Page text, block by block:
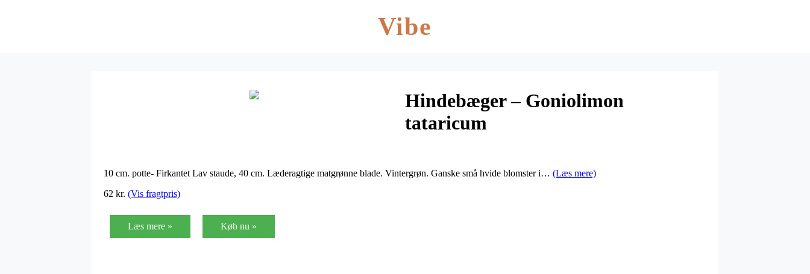
Vibe
Hindebæger – Goniolimon
tataricum
10 cm. potte- Firkantet Lav staude, 40 cm. Læderagtige matgrønne blade. Vintergrøn. Ganske små hvide blomster i… (Læs mere)
62 kr. (Vis fragtpris)
Læs mere » Køb nu »